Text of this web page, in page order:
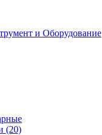
и Оборудование
(20)